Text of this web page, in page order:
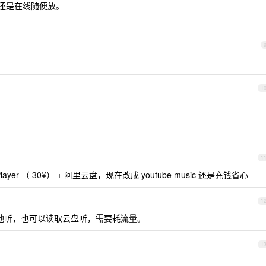
在线随便放。
9
10
11
（ 30¥） + 阿里云盘，现在改成 youtube music 还是充钱省心
12
，也可以读取云盘听，需要耗流量。
13